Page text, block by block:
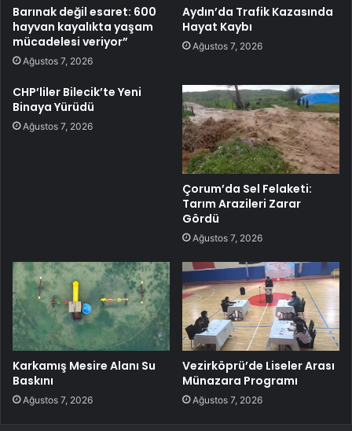
Barınak değil esaret: 600
hayvan kayalıkta yaşam
mücadelesi veriyor”
Ağustos 7, 2026
Aydın’da Trafik Kazasında
Hayat Kaybı
Ağustos 7, 2026
CHP’liler Bilecik’te Yeni
Binaya Yürüdü
Ağustos 7, 2026
Çorum’da Sel Felaketi:
Tarım Arazileri Zarar
Gördü
Ağustos 7, 2026
Karkamış Mesire Alanı Su
Baskını
Ağustos 7, 2026
Vezirköprü’de Liseler Arası
Münazara Programı
Ağustos 7, 2026